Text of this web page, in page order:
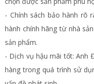
- Chính sách bảo hành rõ
hành chính hãng từ nhà
sản phẩm.
- Dịch vụ hậu mãi tốt: Anh
hàng trong quá trình sử